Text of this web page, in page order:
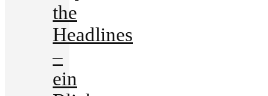
the
Headlines
–
ein